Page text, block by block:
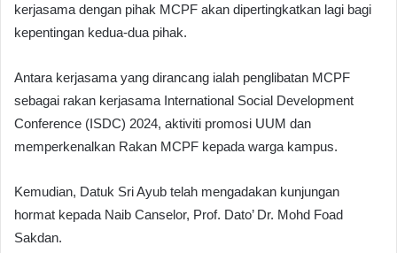
kerjasama dengan pihak MCPF akan dipertingkatkan lagi bagi
kepentingan kedua-dua pihak.
Antara kerjasama yang dirancang ialah penglibatan MCPF
sebagai rakan kerjasama International Social Development
Conference (ISDC) 2024, aktiviti promosi UUM dan
memperkenalkan Rakan MCPF kepada warga kampus.
Kemudian, Datuk Sri Ayub telah mengadakan kunjungan
hormat kepada Naib Canselor, Prof. Dato’ Dr. Mohd Foad
Sakdan.